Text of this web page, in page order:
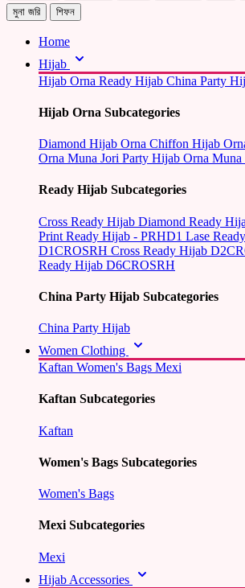
মুনা জরি
শিফন
Home
Hijab
Hijab Orna Ready Hijab China Party
Hijab Orna Subcategories
Diamond Hijab Orna Chiffon Hijab
Orna Muna Jori Party Hijab Orna Muna
Ready Hijab Subcategories
Cross Ready Hijab Diamond Ready
Print Ready Hijab - PRHD1 Lase
D1CROSRH Cross Ready Hijab
Ready Hijab D6CROSRH
China Party Hijab Subcategories
China Party Hijab
Women Clothing
Kaftan Women's Bags Mexi
Kaftan Subcategories
Kaftan
Women's Bags Subcategories
Women's Bags
Mexi Subcategories
Mexi
Hijab Accessories